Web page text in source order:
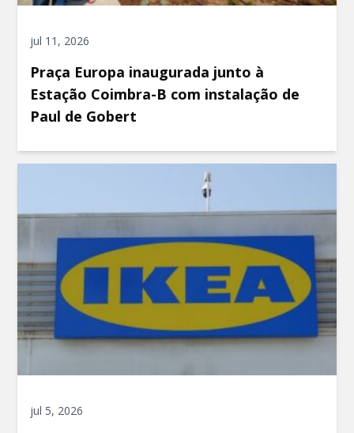
jul 11, 2026
Praça Europa inaugurada junto à
Estação Coimbra-B com instalação de
Paul de Gobert
jul 5, 2026